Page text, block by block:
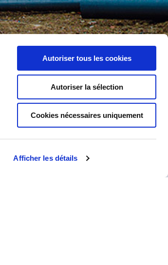
Afficher les détails
Autoriser tous les cookies
Autoriser la sélection
Cookies nécessaires uniquement